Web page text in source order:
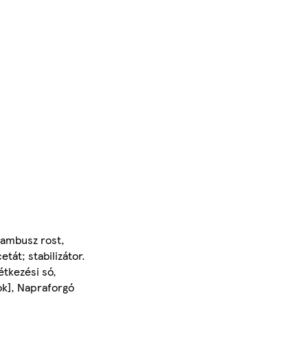
rost,
stabilizátor.
só,
Napraforgó